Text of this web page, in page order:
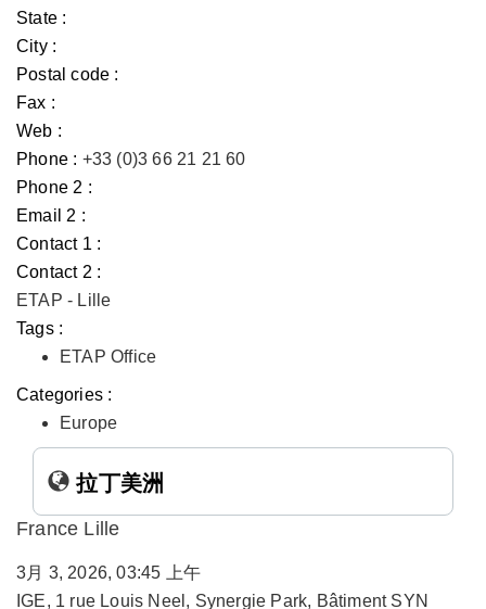
State :
City :
Postal code :
Fax :
Web :
Phone : +33 (0)3 66 21 21 60
Phone 2 :
Email 2 :
Contact 1 :
Contact 2 :
ETAP - Lille
Tags :
ETAP Office
Categories :
Europe
拉丁美洲
France Lille
3月 3, 2026, 03:45 上午
IGE, 1 rue Louis Neel, Synergie Park, Bâtiment SYN